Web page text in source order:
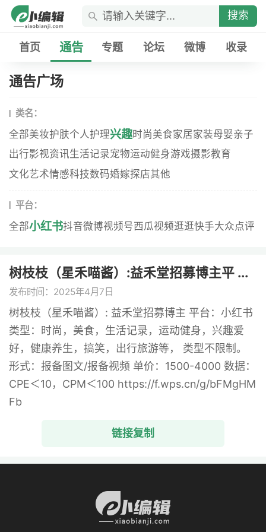
搜索
首页 通告 专题 论坛 微博 收录
通告广场
类名：
全部美妆护肤个人护理兴趣时尚美食家居家装母婴亲子
出行影视资讯生活记录宠物运动健身游戏摄影教育
文化艺术情感科技数码婚嫁探店其他
平台：
全部小红书抖音微博视频号西瓜视频逛逛快手大众点评
树枝枝（星禾喵酱）:益禾堂招募博主平 ...
发布时间：2025年4月7日
树枝枝（星禾喵酱）: 益禾堂招募博主 平台：小红书
类型：时尚，美食，生活记录，运动健身，兴趣爱
好，健康养生，搞笑，出行旅游等， 类型不限制。
形式：报备图文/报备视频 单价：1500-4000 数据：
CPE＜10，CPM＜100 https://f.wps.cn/g/bFMgHM
Fb
链接复制